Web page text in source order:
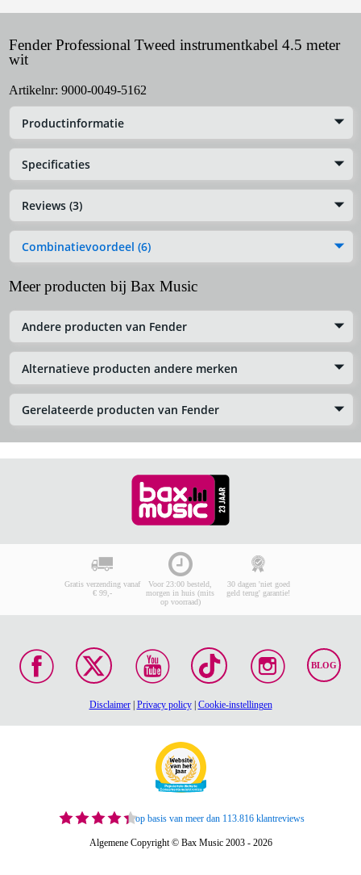
Fender Professional Tweed instrumentkabel 4.5 meter
wit
Artikelnr: 9000-0049-5162
Productinformatie
Specificaties
Reviews (3)
Combinatievoordeel (6)
Meer producten bij Bax Music
Andere producten van Fender
Alternatieve producten andere merken
Gerelateerde producten van Fender
Gratis verzending vanaf
€ 99,-
Voor 23:00 besteld,
morgen in huis (mits
op voorraad)
30 dagen 'niet goed
geld terug' garantie!
BLOG
Disclaimer| Privacy policy| Cookie-instellingen
op basis van meer dan 113.816 klantreviews
Algemene Copyright © Bax Music 2003 - 2026